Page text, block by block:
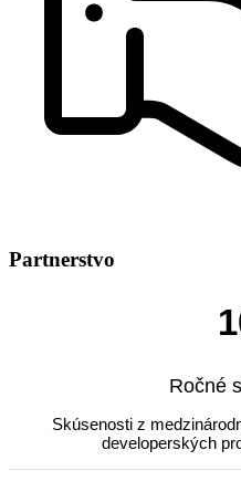
Partnerstvo
Ročné
Skúsenosti z
developerských